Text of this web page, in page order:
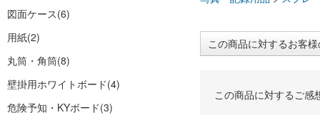
図面ケース(6)
用紙(2)
丸筒・角筒(8)
壁掛用ホワイトボード(4)
危険予知・KYボード(3)
この商品に対するお客
この商品に対するご感